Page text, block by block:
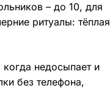
– до 10, для
ритуалы: тёплая
недосыпает и
без телефона,